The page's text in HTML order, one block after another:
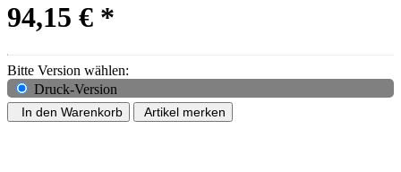
94,15 € *
Bitte Version wählen:
Druck-Version
In den Warenkorb Artikel merken